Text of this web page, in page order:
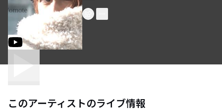
このアーティストのライブ情報